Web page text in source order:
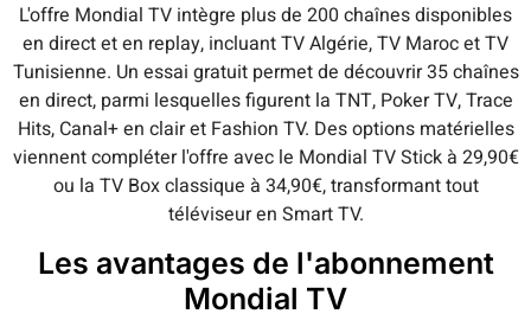
L'offre Mondial TV intègre plus de 200 chaînes disponibles
en direct et en replay, incluant TV Algérie, TV Maroc et TV
Tunisienne. Un essai gratuit permet de découvrir 35 chaînes
en direct, parmi lesquelles figurent la TNT, Poker TV, Trace
Hits, Canal+ en clair et Fashion TV. Des options matérielles
viennent compléter l'offre avec le Mondial TV Stick à 29,90€
ou la TV Box classique à 34,90€, transformant tout
téléviseur en Smart TV.
Les avantages de l'abonnement
Mondial TV